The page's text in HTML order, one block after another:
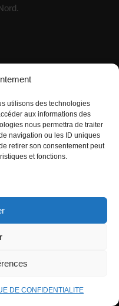
utilisons des technologies
aux informations des
nous permettra de traiter
navigation ou les ID uniques
retirer son consentement peut
et fonctions.
DE CONFIDENTIALITE